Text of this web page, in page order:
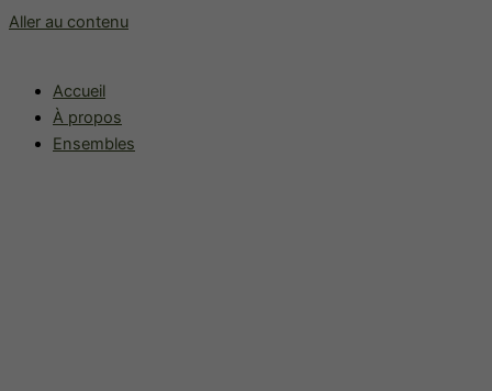
Aller au contenu
Accueil
À propos
Ensembles